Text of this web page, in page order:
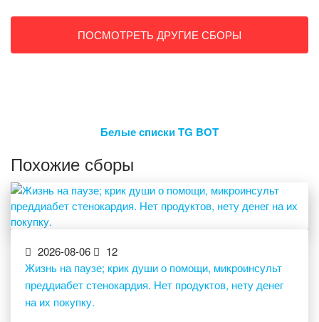
ПОСМОТРЕТЬ ДРУГИЕ СБОРЫ
Белые списки TG BOT
Похожие сборы
2026-08-06
12
Жизнь на паузе; крик души о помощи, микроинсульт
преддиабет стенокардия. Нет продуктов, нету денег
на их покупку.